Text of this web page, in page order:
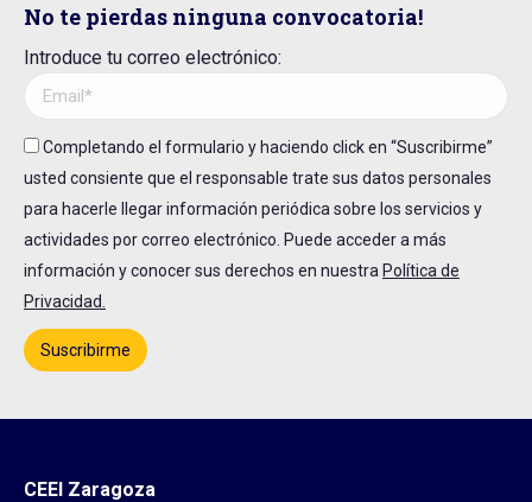
No te pierdas ninguna convocatoria!
Introduce tu correo electrónico:
Completando el formulario y haciendo click en “Suscribirme”
usted consiente que el responsable trate sus datos personales
para hacerle llegar información periódica sobre los servicios y
actividades por correo electrónico. Puede acceder a más
información y conocer sus derechos en nuestra Política de
Privacidad.
CEEI Zaragoza